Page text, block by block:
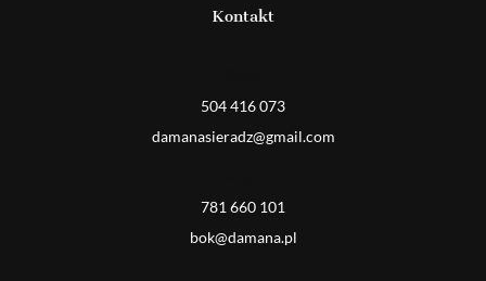
Kontakt
504 416 073
damanasieradz@gmail.com
781 660 101
bok@damana.pl